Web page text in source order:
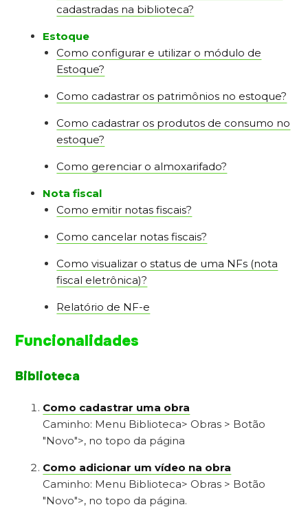
cadastradas na biblioteca?
Estoque
Como configurar e utilizar o módulo de
Estoque?
Como cadastrar os patrimônios no estoque?
Como cadastrar os produtos de consumo no
estoque?
Como gerenciar o almoxarifado?
Nota fiscal
Como emitir notas fiscais?
Como cancelar notas fiscais?
Como visualizar o status de uma NFs (nota
fiscal eletrônica)?
Relatório de NF-e
Funcionalidades
Biblioteca
Como cadastrar uma obra
Caminho: Menu Biblioteca> Obras > Botão
"Novo">, no topo da página
Como adicionar um vídeo na obra
Caminho: Menu Biblioteca> Obras > Botão
"Novo">, no topo da página.